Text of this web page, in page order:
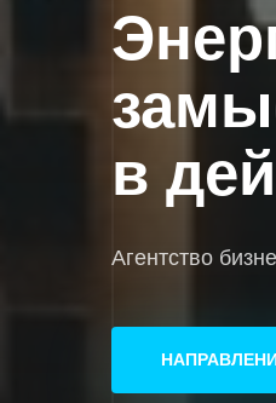
в
Агентство